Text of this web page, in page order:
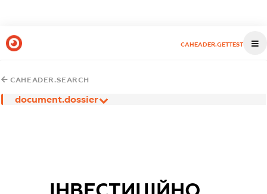
CAHEADER.GETTEST
CAHEADER.SEARCH
document.dossier